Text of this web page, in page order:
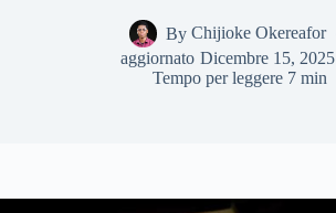
By Chijioke Okereafor
aggiornato Dicembre 15, 2025
Tempo per leggere 7 min